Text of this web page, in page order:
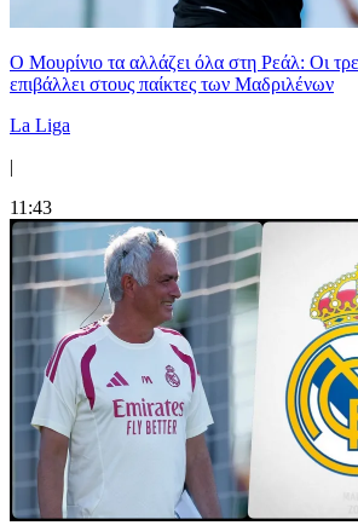
Ο Μουρίνιο τα αλλάζει όλα στη Ρεάλ: Οι
επιβάλλει στους παίκτες των Μαδριλένων
La Liga
|
11:43